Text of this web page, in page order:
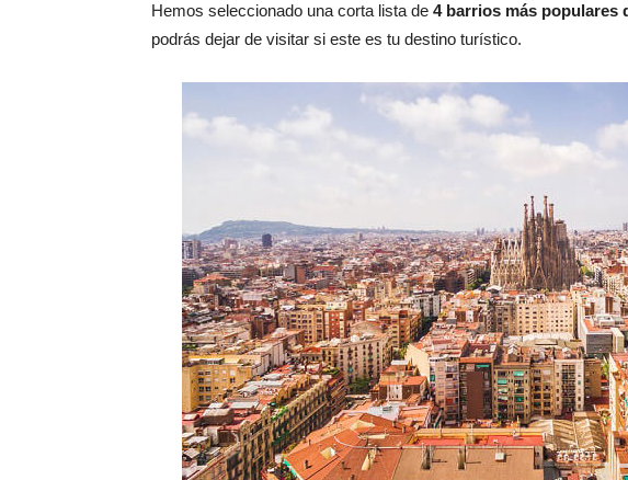
Hemos seleccionado una corta lista de 4 barrios más populares
podrás dejar de visitar si este es tu destino turístico.